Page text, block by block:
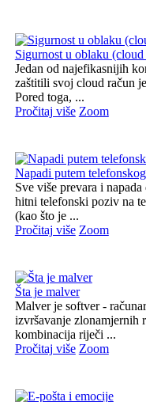
Sigurnost u oblaku
Jedan od najefikasnijih
zaštitili svoj cloud račun
Pored toga, ...
Pročitaj više Zoom
Napadi putem
Sve više prevara i
hitni telefonski poziv na
(kao što je ...
Pročitaj više Zoom
Šta je malver
Malver je softver -
izvršavanje zlonamjernih
kombinacija riječi ...
Pročitaj više Zoom